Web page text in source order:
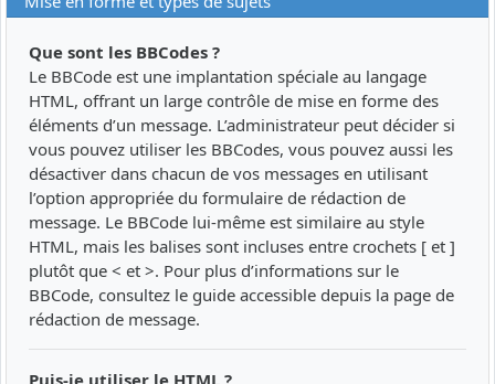
Que sont les BBCodes ?
Le BBCode est une implantation spéciale au langage
HTML, offrant un large contrôle de mise en forme des
éléments d’un message. L’administrateur peut décider si
vous pouvez utiliser les BBCodes, vous pouvez aussi les
désactiver dans chacun de vos messages en utilisant
l’option appropriée du formulaire de rédaction de
message. Le BBCode lui-même est similaire au style
HTML, mais les balises sont incluses entre crochets [ et ]
plutôt que < et >. Pour plus d’informations sur le
BBCode, consultez le guide accessible depuis la page de
rédaction de message.
Puis-je utiliser le HTML ?